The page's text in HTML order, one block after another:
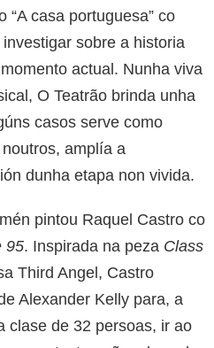
“A casa portuguesa” co
sobre a historia
actual. Nunha viva
O Teatrão brinda unha
casos serve como
amplía a
dunha etapa non vivida.
pintou Raquel Castro co
95. Inspirada na peza Class
Third Angel, Castro
Alexander Kelly para, a
clase de 32 persoas, ir ao